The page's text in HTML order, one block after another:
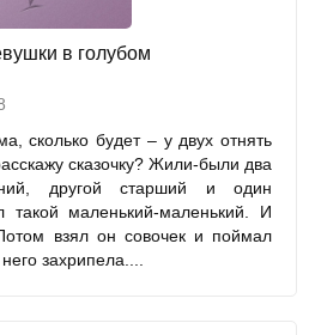
в голубом
сколько будет – у двух отнять
сказочку? Жили-были два
другой старший и один
маленький-маленький. И
взял он совочек и поймал
захрипела....